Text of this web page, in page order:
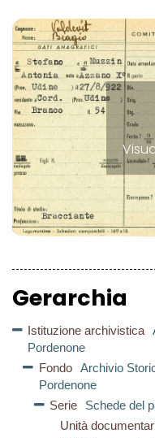
Gerarchia
Istituzione archivistica
Pordenone
Fondo
Archivio
Pordenone
Serie
Schede del
Unità